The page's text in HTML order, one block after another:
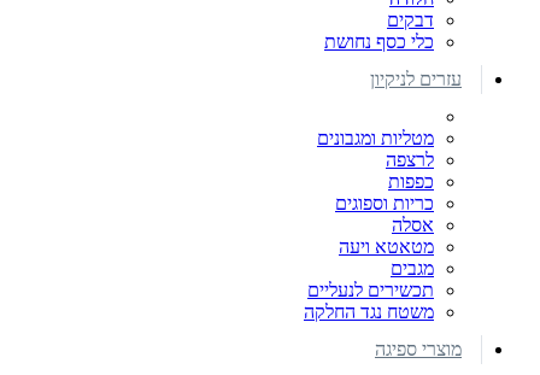
דבקים
כלי כסף נחושת
עזרים לניקיון
מטליות ומגבונים
לרצפה
כפפות
כריות וספוגים
אסלה
מטאטא ויעה
מגבים
תכשירים לנעליים
משטח נגד החלקה
מוצרי ספיגה